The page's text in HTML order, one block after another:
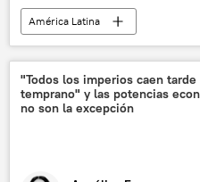
América Latina
Andrés Manuel López Obrador
Tren Maya
tren
trenes de pasajeros
"Todos los imperios caen tarde
temprano" y las potencias
no son la excepción